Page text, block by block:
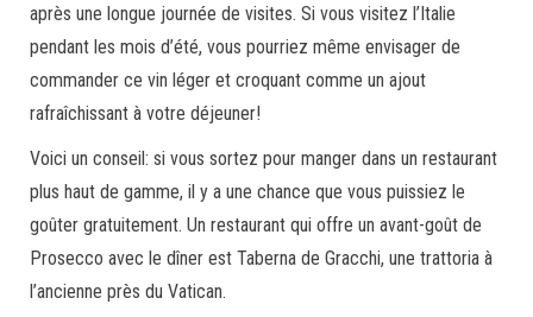
après une longue journée de visites. Si vous visitez l’Italie
pendant les mois d’été, vous pourriez même envisager de
commander ce vin léger et croquant comme un ajout
rafraîchissant à votre déjeuner!
Voici un conseil: si vous sortez pour manger dans un restaurant
plus haut de gamme, il y a une chance que vous puissiez le
goûter gratuitement. Un restaurant qui offre un avant-goût de
Prosecco avec le dîner est Taberna de Gracchi, une trattoria à
l’ancienne près du Vatican.